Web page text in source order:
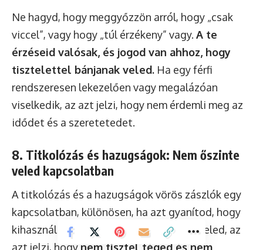
Ne hagyd, hogy meggyőzzön arról, hogy „csak
viccel”, vagy hogy „túl érzékeny” vagy. A te
érzéseid valósak, és jogod van ahhoz, hogy
tisztelettel bánjanak veled. Ha egy férfi
rendszeresen lekezelően vagy megalázóan
viselkedik, az azt jelzi, hogy nem érdemli meg az
idődet és a szeretetedet.
8. Titkolózás és hazugságok: Nem őszinte
veled kapcsolatban
A titkolózás és a hazugságok vörös zászlók egy
kapcsolatban, különösen, ha azt gyanítod, hogy
kihasználnak. Ha egy férfi nem őszinte veled, az
azt jelzi, hogy nem tisztel téged és nem